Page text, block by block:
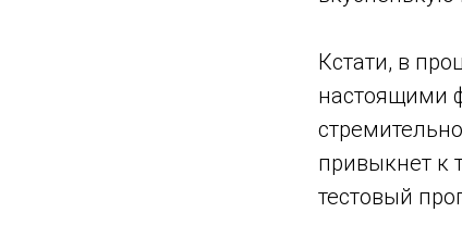
Кстати, в
настоящими
привыкнет к
тестовый